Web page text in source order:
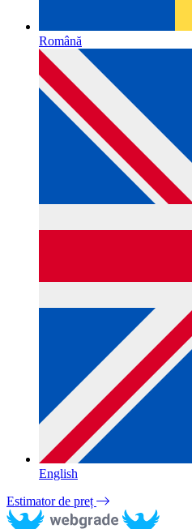
Română
English
Estimator de preț